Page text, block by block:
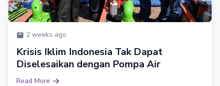
2 weeks ago
Krisis Iklim Indonesia Tak Dapat
Diselesaikan dengan Pompa Air
Read More